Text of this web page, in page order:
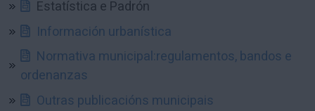
Estatística e Padrón
Información urbanística
Normativa municipal:regulamentos, bandos e
ordenanzas
Outras publicacións municipais